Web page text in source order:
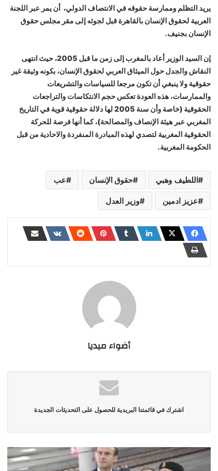
يريد التظلم وممارسة حقوقه في الانتصاف الدولي، أن يمر عبر اللجنة
العربية لحقوق الإنسان بالقاهرة قبل لجوئه إلى مقر مجلس حقوق
الإنسان بجنيف.
إن السيد الوزير أعاد بالمغرب إلى زمن ما قبل 2005، حيث انتهى
النقاش والجدل حول الميثاق العربي لحقوق الإنسان، بكونه وثيقة غير
حقوقية ولا ينبغي أن تكون مرجعا للسياسات والتشريعات
والممارسات، هذه العودة تعكس حجم الانتكاسات والتراجعات
الحقوقية (خاصة وأن سنة 2005 لها دلالة حقوقية قوية في التاريخ
المغربي عبر هيئة الإنصاف والمصالحة)، كما أنها فرصة للحركة
الحقوقية المغربية لتصدي لهذه المبادرة المنفردة والاحادية من قبل
الحكومة المغربية.
اللطيف وهبي حقوق الإنسان عب
عزيز ادمين وزير العدل
أضواء ميديا
اشترك في قائمتنا البريدية للحصول على التحديثات الجديدة